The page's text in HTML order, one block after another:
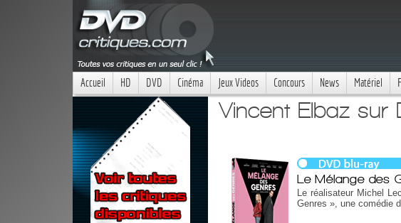
Accueil HD DVD Cinéma Jeux Videos Concours News Matériel
Vincent Elbaz sur
Le Mélange des
Le réalisateur Michel
Genres », une comédie